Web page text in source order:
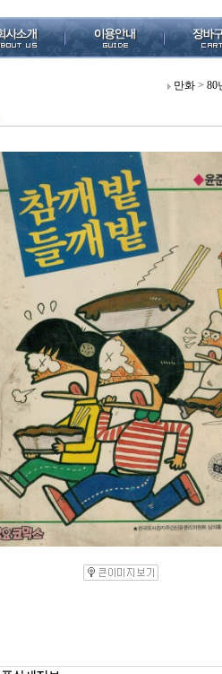
만화 > 80